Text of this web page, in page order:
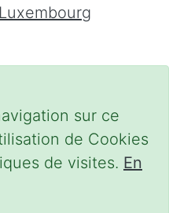
sur ce
de Cookies
de visites. En